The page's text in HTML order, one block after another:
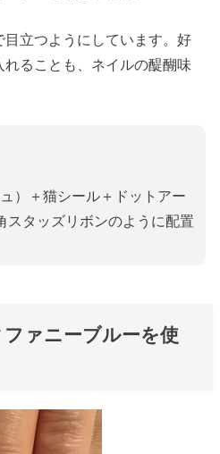
立つようにしています。好
ることも、ネイルの醍醐味
）＋猫シール＋ドットアー
スタッズリボンのように配置
ァニーブルーを使